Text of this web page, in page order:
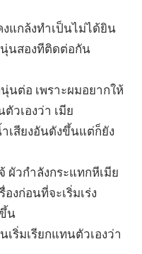
แกล้งทำเป็นไม่ได้ยิน
นุ่นสองทีติดต่อกัน
นต่อ เพราะผมอยากให้
วเองว่า เมีย
สียงอันดังขึ้นแต่ก็ยัง
ผัวกำลังกระแทกหีเมีย
งก่อนที่จะเริ่มเร่ง
น
เริ่มเรียกแทนตัวเองว่า